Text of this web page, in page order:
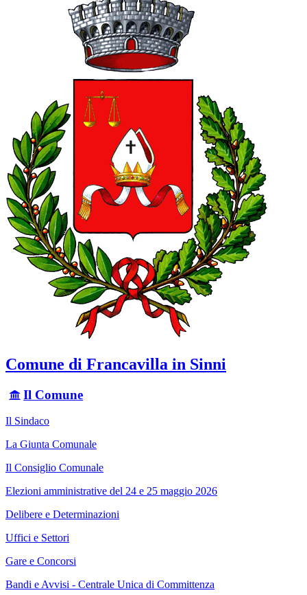
Comune di Francavilla in Sinni
Il Comune
Il Sindaco
La Giunta Comunale
Il Consiglio Comunale
Elezioni amministrative del 24 e 25 maggio 2026
Delibere e Determinazioni
Uffici e Settori
Gare e Concorsi
Bandi e Avvisi - Centrale Unica di Committenza